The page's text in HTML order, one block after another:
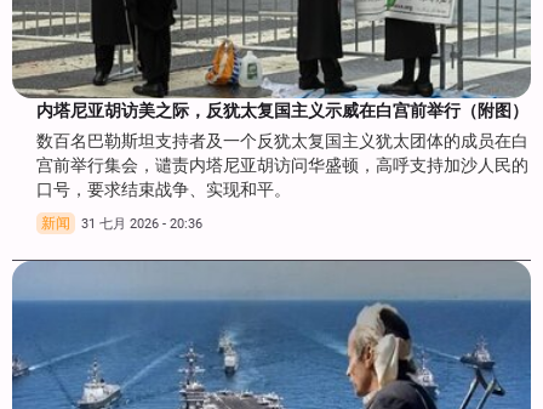
内塔尼亚胡访美之际，反犹太复国主义示威在白宫前举行（附图）
数百名巴勒斯坦支持者及一个反犹太复国主义犹太团体的成员在白
宫前举行集会，谴责内塔尼亚胡访问华盛顿，高呼支持加沙人民的
口号，要求结束战争、实现和平。
新闻 31 七月 2026 - 20:36